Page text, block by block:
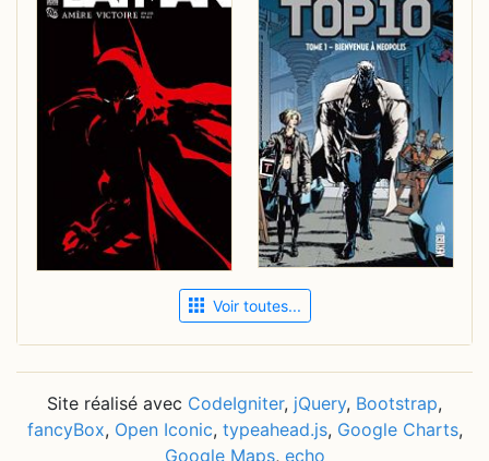
Voir toutes...
Site réalisé avec CodeIgniter, jQuery, Bootstrap,
fancyBox, Open Iconic, typeahead.js, Google Charts,
Google Maps, echo